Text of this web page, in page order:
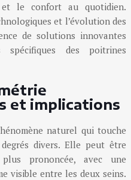
le confort au quotidien.
et l’évolution des
de solutions innovantes
des poitrines
et implications
naturel qui touche
divers. Elle peut être
prononcée, avec une
visible entre les deux seins.